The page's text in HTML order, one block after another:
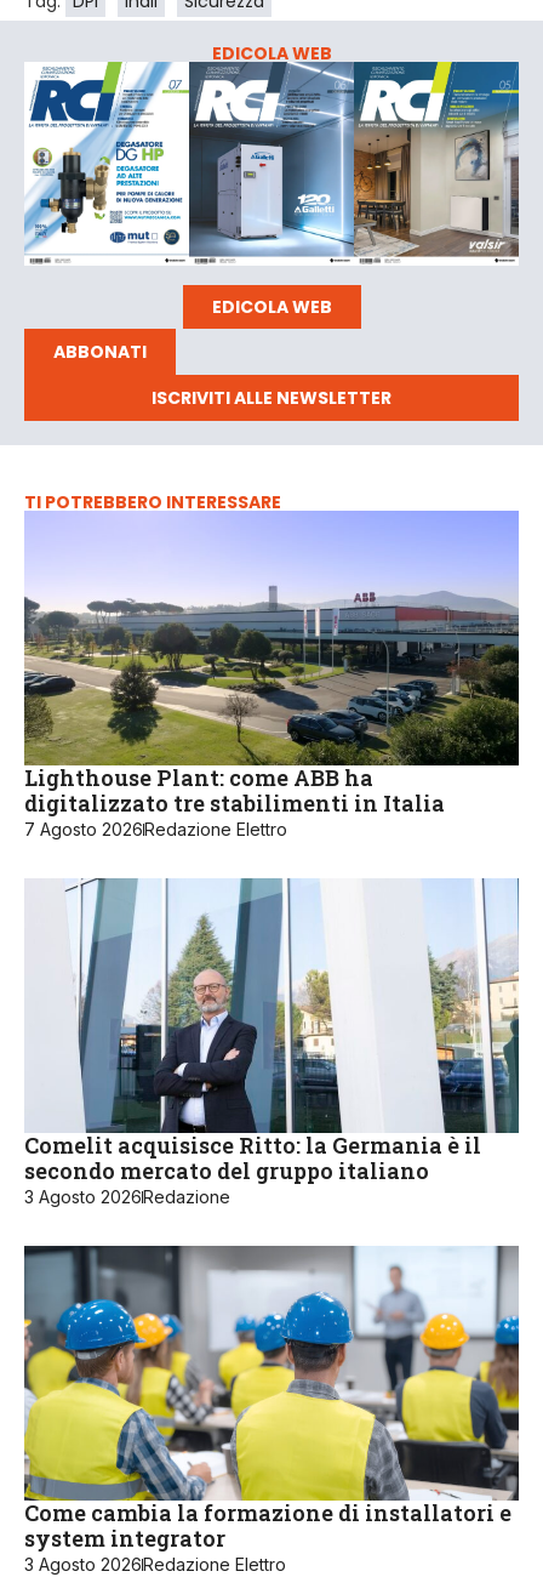
EDICOLA WEB
EDICOLA WEB
ABBONATI
ISCRIVITI ALLE NEWSLETTER
TI POTREBBERO INTERESSARE
Lighthouse Plant: come ABB ha
digitalizzato tre stabilimenti in Italia
7 Agosto 2026Redazione Elettro
Comelit acquisisce Ritto: la Germania è il
secondo mercato del gruppo italiano
3 Agosto 2026Redazione
Come cambia la formazione di installatori e
system integrator
3 Agosto 2026Redazione Elettro